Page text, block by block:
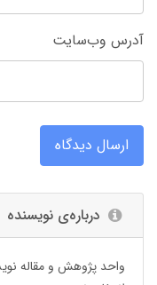
آدرس وب‌سایت
ارسال دیدگاه
درباره‌ی نویسنده
واحد پژوهش و مقاله